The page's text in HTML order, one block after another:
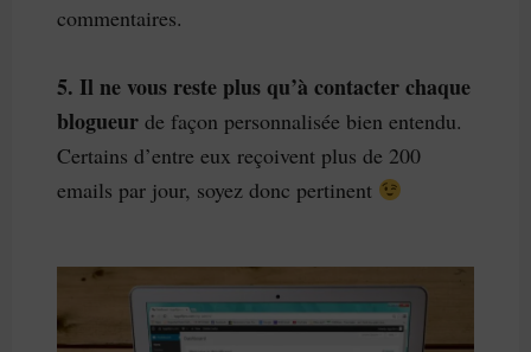
commentaires.
5. Il ne vous reste plus qu’à contacter chaque
blogueurde façon personnalisée bien entendu.
Certains d’entre eux reçoivent plus de 200
emails par jour, soyez donc pertinent